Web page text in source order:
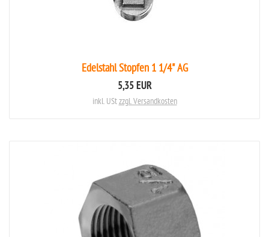
Edelstahl Stopfen 1 1/4" AG
5,35 EUR
inkl. UStzzgl. Versandkosten